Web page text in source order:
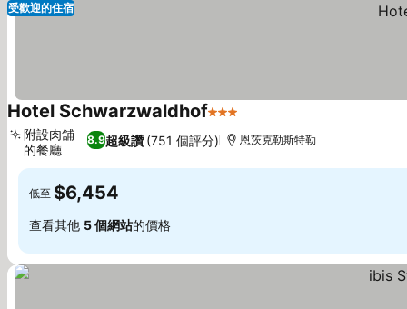
受歡迎的住宿
Hotel Schwarzwaldhof3 星級
8.9超級讚 (751 個評分)
附設肉舖
的餐廳
恩茨克勒斯特勒
低至 $6,454
查看其他 5 個網站的價格